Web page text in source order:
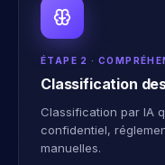
ÉTAPE 2 ·
Classification
confidentiel,